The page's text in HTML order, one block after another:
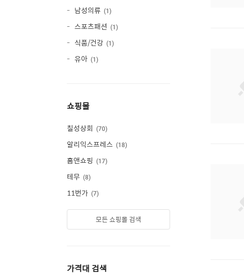
남성의류 1
스포츠패션 1
식품/건강 1
유아 1
쇼핑몰
칠성상회 70
알리익스프레스 18
홈앤쇼핑 17
테무 8
11번가 7
모든 쇼핑몰 검색
가격대 검색